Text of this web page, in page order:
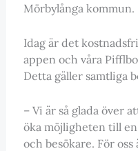
Mörbylånga kommun.
Idag är det
appen och våra
Detta gäller samtliga
– Vi är så glada över
öka möjligheten till
och besökare. För